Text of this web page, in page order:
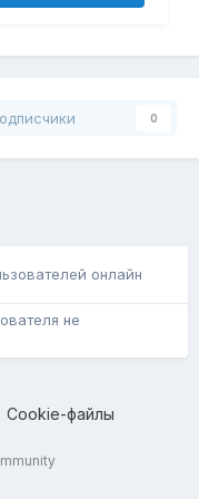
0
онлайн
не
Cookie-файлы